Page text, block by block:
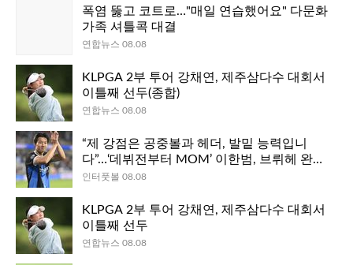
폭염 뚫고 코트로…"매일 연습했어요" 다문화
가족 셔틀콕 대결
연합뉴스 08.08
KLPGA 2부 투어 강채연, 제주삼다수 대회서
이틀째 선두(종합)
연합뉴스 08.08
“제 강점은 공중볼과 헤더, 발밑 능력입니
다”…‘데뷔전부터 MOM’ 이한범, 브뤼헤 완벽
적응 “벌써 집에 있는 것처럼 느껴진다”
인터풋볼 08.08
KLPGA 2부 투어 강채연, 제주삼다수 대회서
이틀째 선두
연합뉴스 08.08